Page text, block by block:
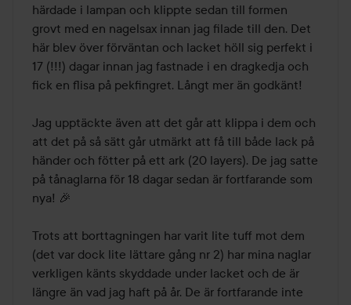
härdade i lampan och klippte sedan till formen
grovt med en nagelsax innan jag filade till den. Det
här blev över förväntan och lacket höll sig perfekt i
17 (!!!) dagar innan jag fastnade i en dragkedja och
fick en flisa på pekfingret. Långt mer än godkänt!
Jag upptäckte även att det går att klippa i dem och
att det på så sätt går utmärkt att få till både lack på
händer och fötter på ett ark (20 layers). De jag satte
på tånaglarna för 18 dagar sedan är fortfarande som
nya! 🎉
Trots att borttagningen har varit lite tuff mot dem
(det var dock lite lättare gång nr 2) har mina naglar
verkligen känts skyddade under lacket och de är
längre än vad jag haft på år. De är fortfarande inte